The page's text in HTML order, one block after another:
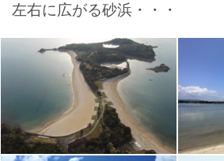
左右に広がる砂浜・・・